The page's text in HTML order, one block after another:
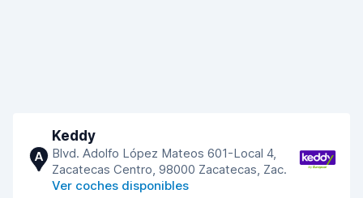
A
Keddy
Blvd. Adolfo López Mateos 601-Local 4,
Zacatecas Centro, 98000 Zacatecas, Zac.
Ver coches disponibles